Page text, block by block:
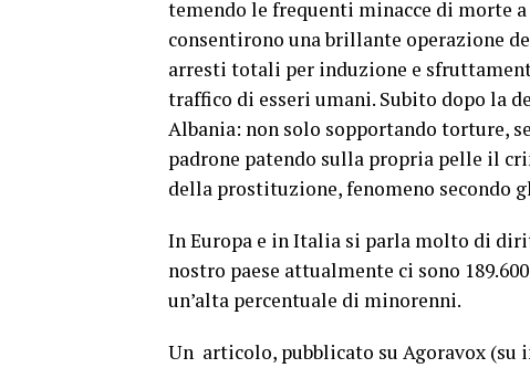
temendo le frequenti minacce di morte
consentirono una brillante operazione
arresti totali per induzione e
traffico di esseri umani. Subito dopo la
Albania: non solo sopportando torture,
padrone patendo sulla propria pelle il
della prostituzione, fenomeno secondo
In Europa e in Italia si parla molto di
nostro paese attualmente ci sono
un’alta percentuale di minorenni.
Un articolo, pubblicato su Agoravox (su